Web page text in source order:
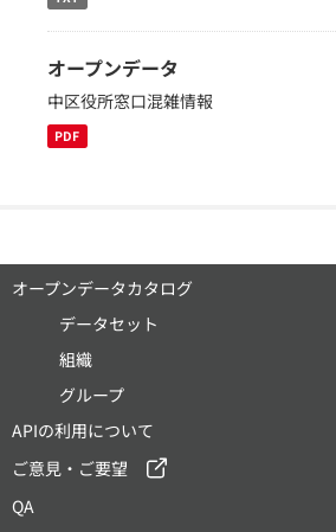
オープンデータ
中区役所窓口混雑情報
PDF
オープンデータカタログ
データセット
組織
グループ
APIの利用について
ご意見・ご要望
QA